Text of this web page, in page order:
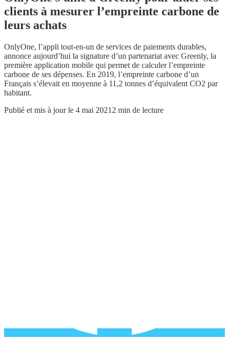
clients à mesurer l’empreinte carbone de
leurs achats
OnlyOne, l’appli tout-en-un de services de paiements durables,
annonce aujourd’hui la signature d’un partenariat avec Greenly, la
première application mobile qui permet de calculer l’empreinte
carbone de ses dépenses. En 2019, l’empreinte carbone d’un
Français s’élevait en moyenne à 11,2 tonnes d’équivalent CO2 par
habitant.
Publié et mis à jour le 4 mai 2021 2 min de lecture